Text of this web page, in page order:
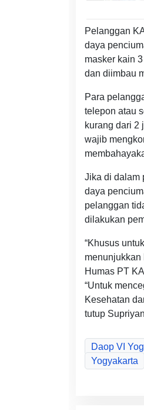
Pelanggan
daya
masker kain
dan diimbau
Para
telepon atau
kurang dari 2
wajib
Jika di dalam
daya
pelanggan
dilakukan
“Khusus
menunjukkan
Humas PT
“Untuk
Kesehatan
tutup
Daop VI
Yogyakarta